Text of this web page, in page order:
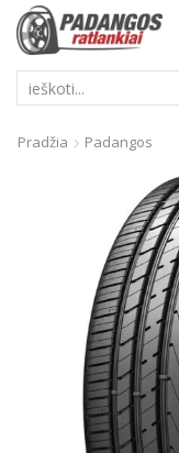
Pradžia Padangos